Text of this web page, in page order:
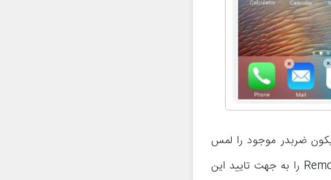
ضربدر موجود را لمس
کنید. سپس باید در پنجره پاپ‌آپی که نمایان می‌شود گزینه Remove را به جهت تایید این